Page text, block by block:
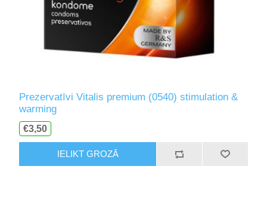
Prezervatīvi Vitalis premium (0540) stimulation &
warming
€3,50
IELIKT GROZĀ